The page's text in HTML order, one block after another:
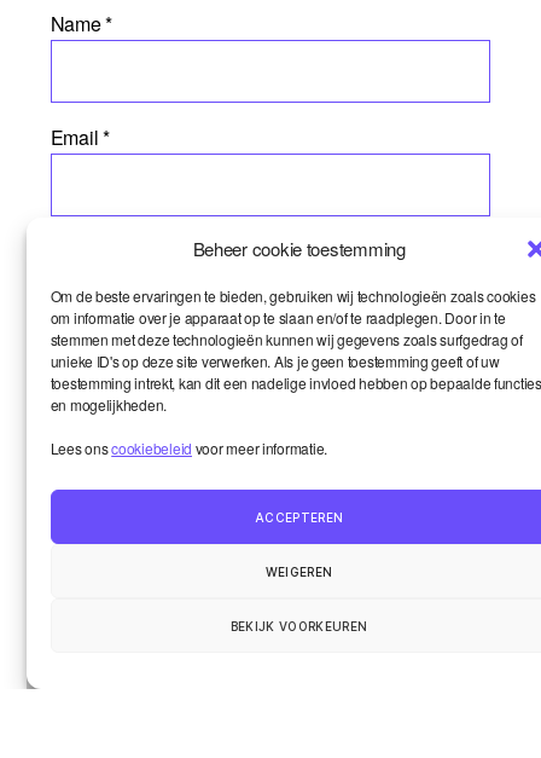
Beheer cookie toestemming
Om de beste ervaringen te bieden, gebruiken wij technologieën zoals cookies
om informatie over je apparaat op te slaan en/of te raadplegen. Door in te
stemmen met deze technologieën kunnen wij gegevens zoals surfgedrag of
unieke ID's op deze site verwerken. Als je geen toestemming geeft of uw
toestemming intrekt, kan dit een nadelige invloed hebben op bepaalde functies
en mogelijkheden.
Lees onscookiebeleid voor meer informatie.
ACCEPTEREN
WEIGEREN
BEKIJK VOORKEUREN
Name*
Email*